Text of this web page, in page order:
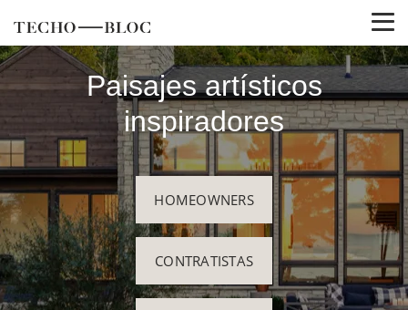
Paisajes artísticos
inspiradores
HOMEOWNERS
CONTRATISTAS